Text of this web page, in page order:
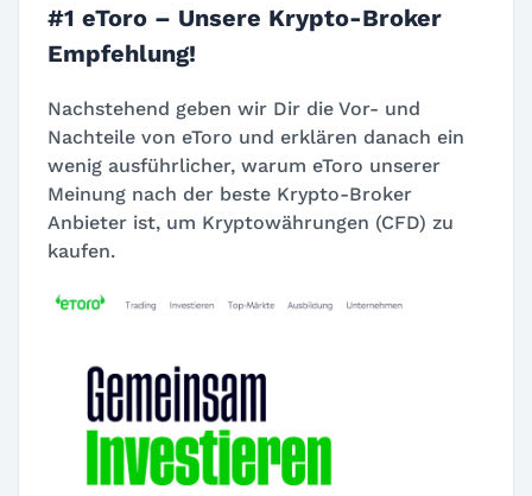
#1 eToro – Unsere Krypto-Broker
Empfehlung!
Nachstehend geben wir Dir die Vor- und
Nachteile von eToro und erklären danach ein
wenig ausführlicher, warum eToro unserer
Meinung nach der beste Krypto-Broker
Anbieter ist, um Kryptowährungen (CFD) zu
kaufen.